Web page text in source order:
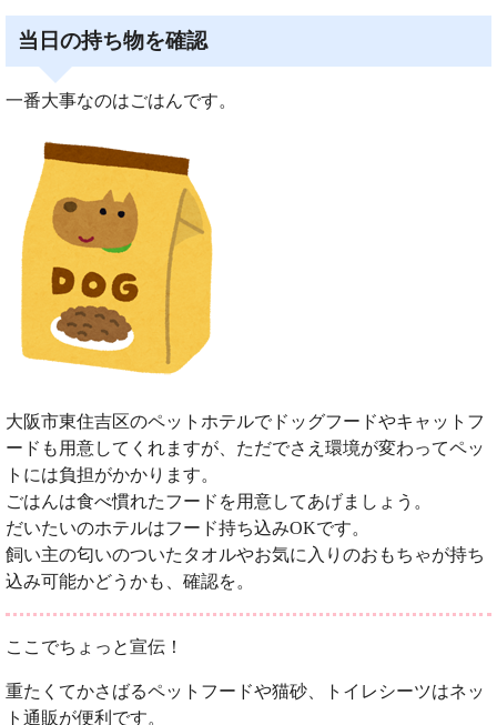
当日の持ち物を確認
一番大事なのはごはんです。
大阪市東住吉区のペットホテルでドッグフードやキャットフ
ードも用意してくれますが、ただでさえ環境が変わってペッ
トには負担がかかります。
ごはんは食べ慣れたフードを用意してあげましょう。
だいたいのホテルはフード持ち込みOKです。
飼い主の匂いのついたタオルやお気に入りのおもちゃが持ち
込み可能かどうかも、確認を。
ここでちょっと宣伝！
重たくてかさばるペットフードや猫砂、トイレシーツはネッ
ト通販が便利です。